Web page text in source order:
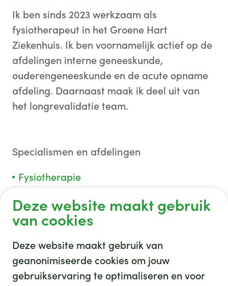
Ik ben sinds 2023 werkzaam als
fysiotherapeut in het Groene Hart
Ziekenhuis. Ik ben voornamelijk actief op de
afdelingen interne geneeskunde,
ouderengeneeskunde en de acute opname
afdeling. Daarnaast maak ik deel uit van
het longrevalidatie team.
Specialismen en afdelingen
Fysiotherapie
Deze website maakt gebruik
van cookies
Deze website maakt gebruik van
geanonimiseerde cookies om jouw
gebruikservaring te optimaliseren en voor